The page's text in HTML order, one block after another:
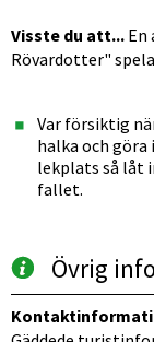
Visste du att... En
Rövardotter"
Var försiktig
halka och göra
lekplats så låt
fallet.
Övrig